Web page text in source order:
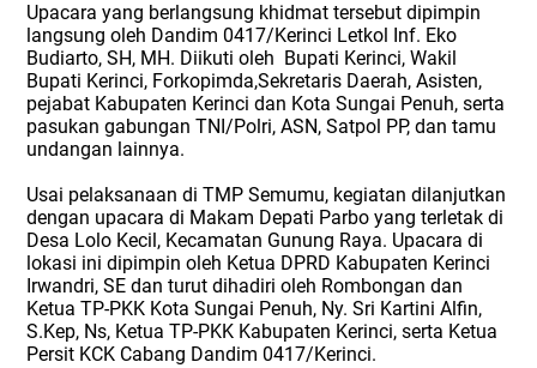
Upacara yang berlangsung khidmat tersebut dipimpin
langsung oleh Dandim 0417/Kerinci Letkol Inf. Eko
Budiarto, SH, MH. Diikuti oleh Bupati Kerinci, Wakil
Bupati Kerinci, Forkopimda,Sekretaris Daerah, Asisten,
pejabat Kabupaten Kerinci dan Kota Sungai Penuh, serta
pasukan gabungan TNI/Polri, ASN, Satpol PP, dan tamu
undangan lainnya.
Usai pelaksanaan di TMP Semumu, kegiatan dilanjutkan
dengan upacara di Makam Depati Parbo yang terletak di
Desa Lolo Kecil, Kecamatan Gunung Raya. Upacara di
lokasi ini dipimpin oleh Ketua DPRD Kabupaten Kerinci
Irwandri, SE dan turut dihadiri oleh Rombongan dan
Ketua TP-PKK Kota Sungai Penuh, Ny. Sri Kartini Alfin,
S.Kep, Ns, Ketua TP-PKK Kabupaten Kerinci, serta Ketua
Persit KCK Cabang Dandim 0417/Kerinci.